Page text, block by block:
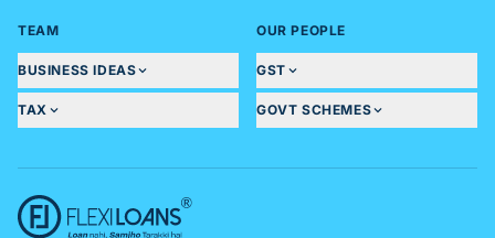
TEAM OUR PEOPLE
BUSINESS IDEAS GST
TAX GOVT SCHEMES